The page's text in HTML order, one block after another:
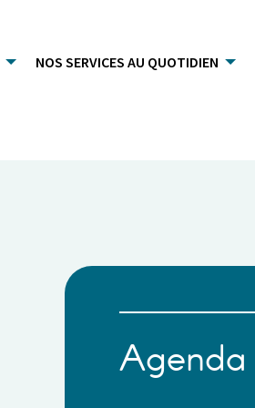
NOS SERVICES AU QUOTIDIEN
Agenda